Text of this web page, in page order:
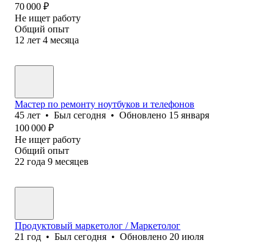
70 000 ₽
Не ищет работу
Общий опыт
12 лет 4 месяца
Мастер по ремонту ноутбуков и телефонов
45 лет • Был сегодня • Обновлено 15 января
100 000 ₽
Не ищет работу
Общий опыт
22 года 9 месяцев
Продуктовый маркетолог / Маркетолог
21 год • Был сегодня • Обновлено 20 июля